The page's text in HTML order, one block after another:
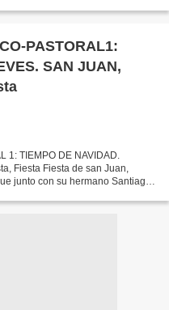
PASTORAL1:
SAN JUAN,
1: TIEMPO DE NAVIDAD.
Fiesta Fiesta de san Juan,
junto con su hermano Santiago